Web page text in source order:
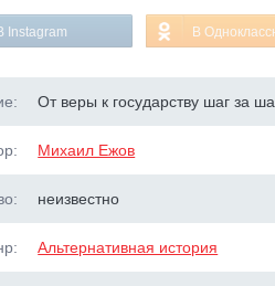
Instagram В
От веры к государству шаг за
Михаил Ежов
неизвестно
Альтернативная история